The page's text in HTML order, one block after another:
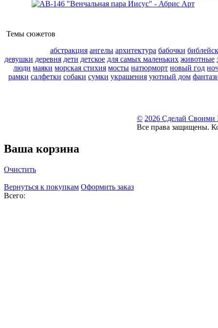
Темы сюжетов
абстракция ангелы архитектура бабочки
девушки деревня дети детское для самых маленьких животные
люди маяки морская стихия мосты натюрморт новый год
рамки салфетки собаки сумки украшения уютный дом
© 2026 Сделай Своими
Все права защищены.
Ваша корзина
Очистить
Вернуться к покупкам Оформить заказ
Всего: